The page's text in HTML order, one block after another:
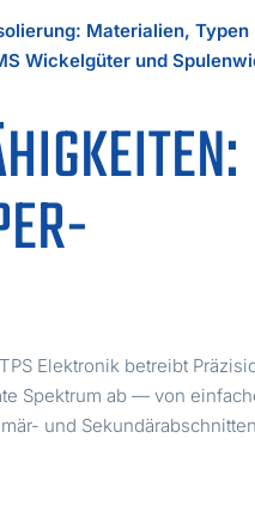
Materialien, Typen
Wickelgüter und
Elektronik betreibt
Spektrum ab — von
und